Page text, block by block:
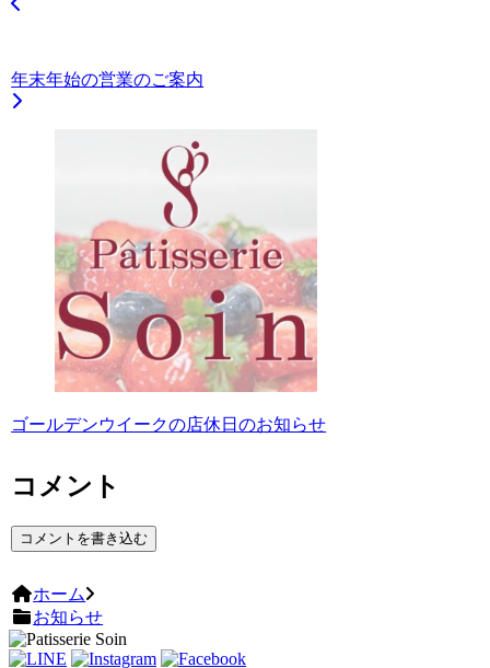
年末年始の営業のご案内
ゴールデンウイークの店休日のお知らせ
コメント
コメントを書き込む
ホーム
お知らせ